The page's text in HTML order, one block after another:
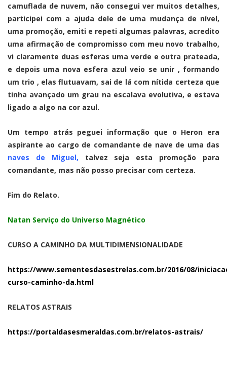
camuflada de nuvem, não consegui ver muitos detalhes,
participei com a ajuda dele de uma mudança de nível,
uma promoção, emiti e repeti algumas palavras, acredito
uma afirmação de compromisso com meu novo trabalho,
vi claramente duas esferas uma verde e outra prateada,
e depois uma nova esfera azul veio se unir , formando
um trio , elas flutuavam, sai de lá com nítida certeza que
tinha avançado um grau na escalava evolutiva, e estava
ligado a algo na cor azul.
Um tempo atrás peguei informação que o Heron era
aspirante ao cargo de comandante de nave de uma das
naves de Miguel, talvez seja esta promoção para
comandante, mas não posso precisar com certeza.
Fim do Relato.
Natan Serviço do Universo Magnético
CURSO A CAMINHO DA MULTIDIMENSIONALIDADE
https://www.sementesdasestrelas.com.br/2016/08/
curso-caminho-da.html
RELATOS ASTRAIS
https://portaldasesmeraldas.com.br/relatos-astrais/